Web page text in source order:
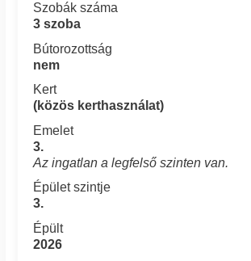
Szobák száma
3 szoba
Bútorozottság
nem
Kert
(közös kerthasználat)
Emelet
3.
Az ingatlan a legfelső szinten van.
Épület szintje
3.
Épült
2026